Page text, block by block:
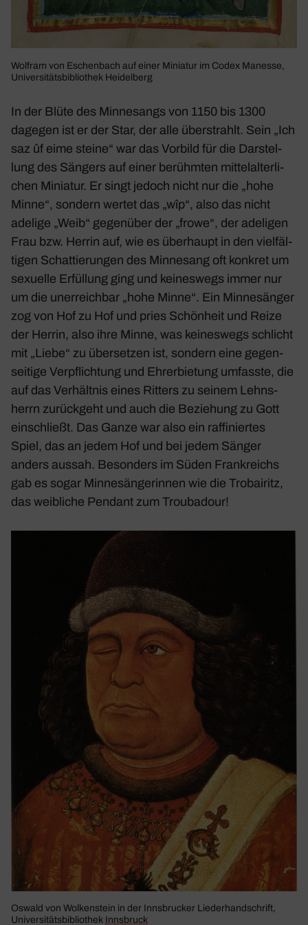
Wolfram von Eschen­bach auf einer Miniatur im Codex Manesse,
Univer­si­täts­bi­blio­thek Heidel­berg
In der Blüte des Minne­sangs von 1150 bis 1300
dagegen ist er der Star, der alle über­strahlt. Sein „Ich
saz ûf eime steine“ war das Vorbild für die Darstel­
lung des Sängers auf einer berühmten mittel­al­ter­li­
chen Miniatur. Er singt jedoch nicht nur die „hohe
Minne“, sondern wertet das „wîp“, also das nicht
adelige „Weib“ gegen­über der „frowe“, der adeligen
Frau bzw. Herrin auf, wie es über­haupt in den viel­fäl­
tigen Schat­tie­rungen des Minne­sang oft konkret um
sexu­elle Erfül­lung ging und keines­wegs immer nur
um die uner­reichbar „hohe Minne“. Ein Minne­sänger
zog von Hof zu Hof und pries Schön­heit und Reize
der Herrin, also ihre Minne, was keines­wegs schlicht
mit „Liebe“ zu über­setzen ist, sondern eine gegen­
sei­tige Verpflich­tung und Ehrerbie­tung umfasste, die
auf das Verhältnis eines Ritters zu seinem Lehns­
herrn zurück­geht und auch die Bezie­hung zu Gott
einschließt. Das Ganze war also ein raffi­niertes
Spiel, das an jedem Hof und bei jedem Sänger
anders aussah. Beson­ders im Süden Frank­reichs
gab es sogar Minne­sän­ge­rinnen wie die Trobai­ritz,
das weib­liche Pendant zum Trou­ba­dour!
Oswald von Wolken­stein in der Inns­bru­cker Lieder­hand­schrift,
Univer­si­täts­bi­blio­thek Inns­bruck